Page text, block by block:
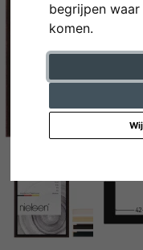
begrijpen
komen.